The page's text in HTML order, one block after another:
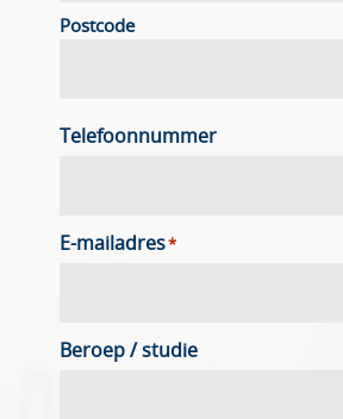
Postcode
Telefoonnummer
E-mailadres*
Beroep / studie